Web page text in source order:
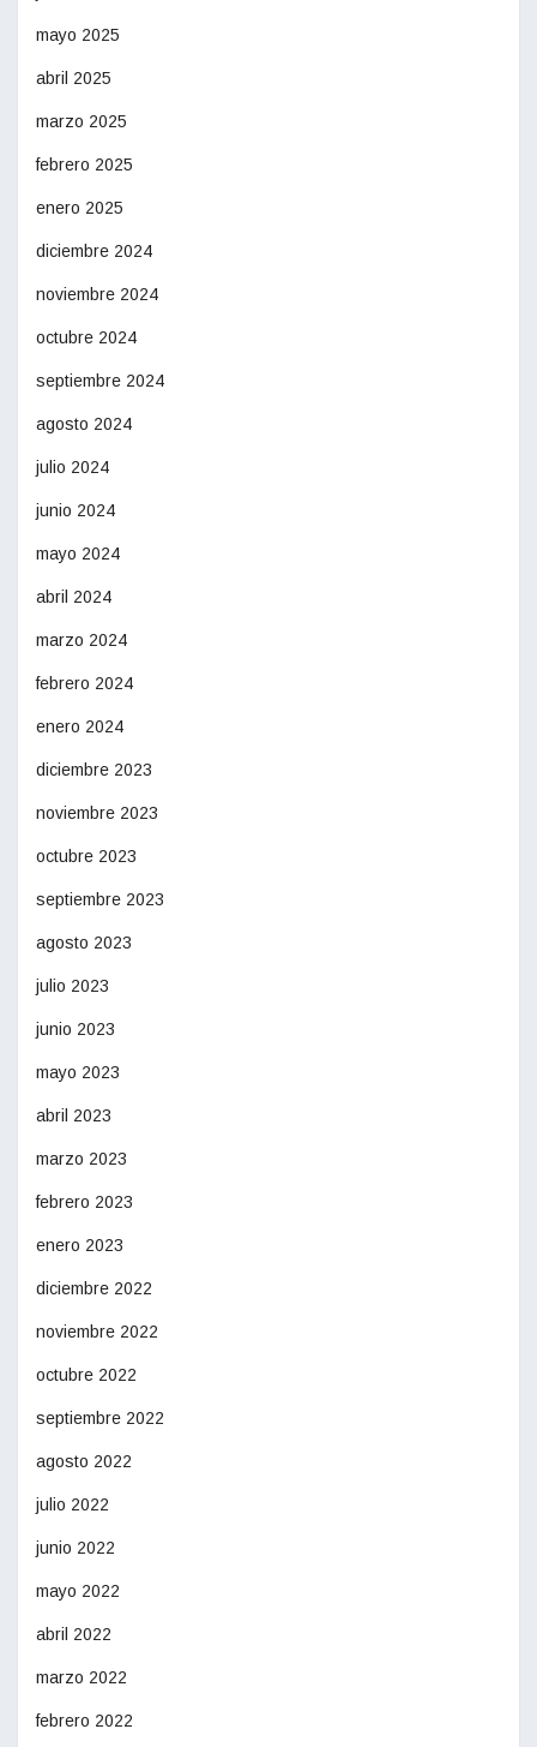
mayo 2025
abril 2025
marzo 2025
febrero 2025
enero 2025
diciembre 2024
noviembre 2024
octubre 2024
septiembre 2024
agosto 2024
julio 2024
junio 2024
mayo 2024
abril 2024
marzo 2024
febrero 2024
enero 2024
diciembre 2023
noviembre 2023
octubre 2023
septiembre 2023
agosto 2023
julio 2023
junio 2023
mayo 2023
abril 2023
marzo 2023
febrero 2023
enero 2023
diciembre 2022
noviembre 2022
octubre 2022
septiembre 2022
agosto 2022
julio 2022
junio 2022
mayo 2022
abril 2022
marzo 2022
febrero 2022